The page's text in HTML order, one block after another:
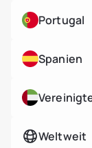
Portugal
Spanien
Weltweit